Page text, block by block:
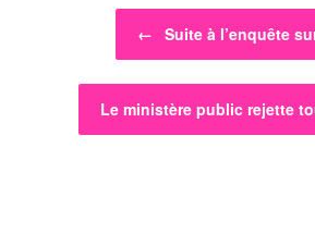
← Suite à l’enquête
Le ministère public rejette